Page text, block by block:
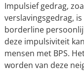
Impulsief gedrag,
verslavingsgedrag,
borderline
deze impulsiviteit
mensen met BPS.
worden van deze